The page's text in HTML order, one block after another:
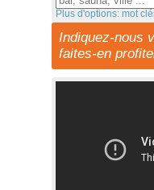
Plus d'options: mot
Indiquez-nous
faites-en